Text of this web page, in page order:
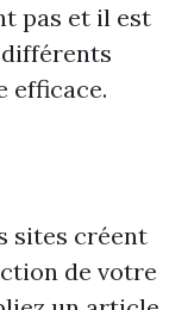
pas et il est
efficace.
sites créent
de votre